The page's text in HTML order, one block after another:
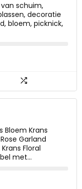
schuim,
decoratie
bloem, picknick,
Bloem Krans
Garland
Floral
met…